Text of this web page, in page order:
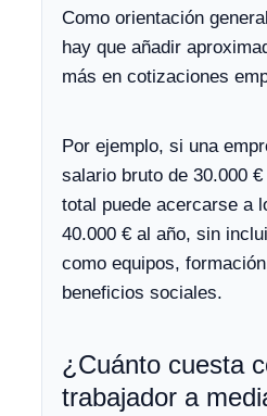
Como orientación
hay que añadir
más en cotizaciones
Por ejemplo, si una
salario bruto de 30.000
total puede acercarse a
40.000 € al año, sin
como equipos,
beneficios sociales.
¿Cuánto cuesta
trabajador a